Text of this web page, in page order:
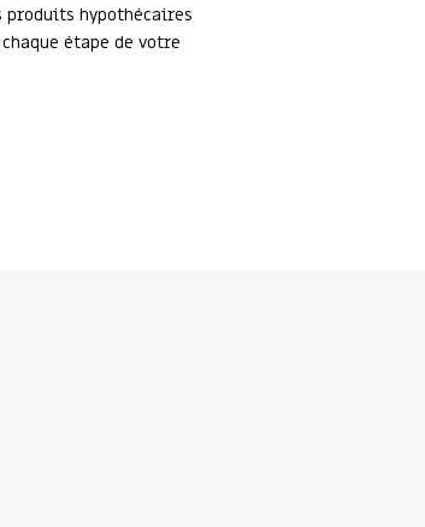
produits hypothécaires
étape de votre